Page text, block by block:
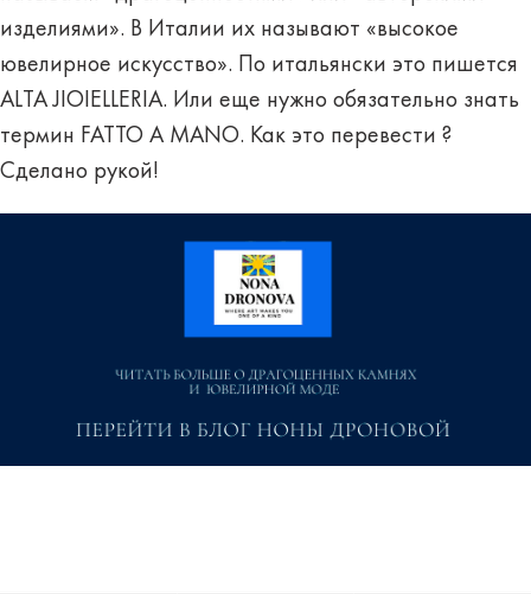
изделиями». В Италии их называют «высокое
ювелирное искусство». По итальянски это пишется
ALTA JIOIELLERIA. Или еще нужно обязательно знать
термин FATTO А MANO. Как это перевести ?
Сделано рукой!